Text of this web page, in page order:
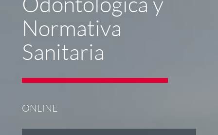
Normativa
Sanitaria
ONLINE